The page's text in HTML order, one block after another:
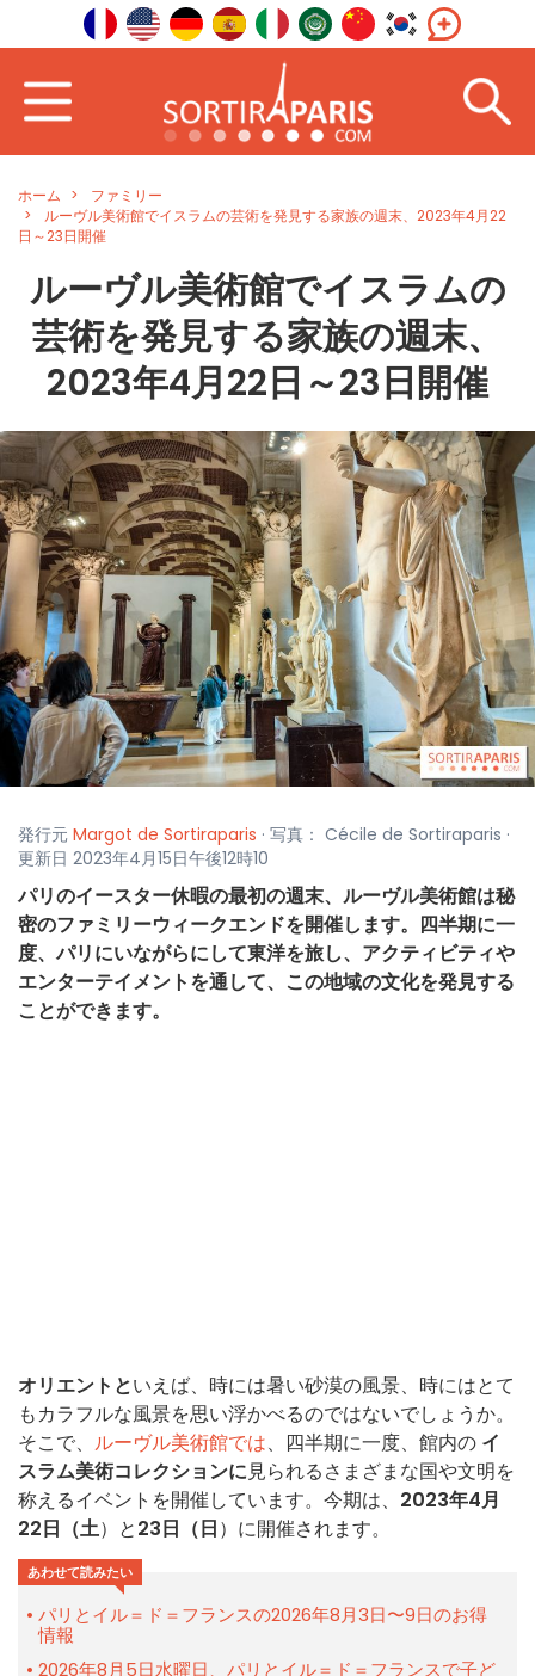
ホーム
ファミリー
ルーヴル美術館でイスラムの芸術を発見する家族の週末、2023年4月22
日～23日開催
ルーヴル美術館でイスラムの
芸術を発見する家族の週末、
2023年4月22日～23日開催
発行元 Margot de Sortiraparis · 写真： Cécile de Sortiraparis ·
更新日 2023年4月15日午後12時10
パリのイースター休暇の最初の週末、ルーヴル美術館は秘
密のファミリーウィークエンドを開催します。四半期に一
度、パリにいながらにして東洋を旅し、アクティビティや
エンターテイメントを通して、この地域の文化を発見する
ことができます。
オリエントといえば、時には暑い砂漠の風景、時にはとて
もカラフルな風景を思い浮かべるのではないでしょうか。
そこで、 ルーヴル美術館では、四半期に一度、館内の イ
スラム美術コレクションに見られるさまざまな国や文明を
称えるイベントを開催しています。今期は、 2023年4月
22日（土）と23日（日）に開催されます。
あわせて読みたい
パリとイル＝ド＝フランスの2026年8月3日〜9日のお得
情報
2026年8月5日水曜日、パリとイル＝ド＝フランスで子ど